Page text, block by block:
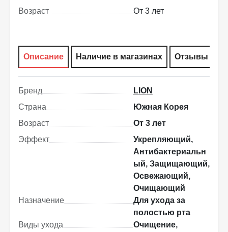
Возраст
От 3 лет
Описание Наличие в магазинах Отзывы
Бренд
LION
Страна
Южная Корея
Возраст
От 3 лет
Эффект
Укрепляющий,
Антибактериальн
ый, Защищающий,
Освежающий,
Очищающий
Назначение
Для ухода за
полостью рта
Виды ухода
Очищение,